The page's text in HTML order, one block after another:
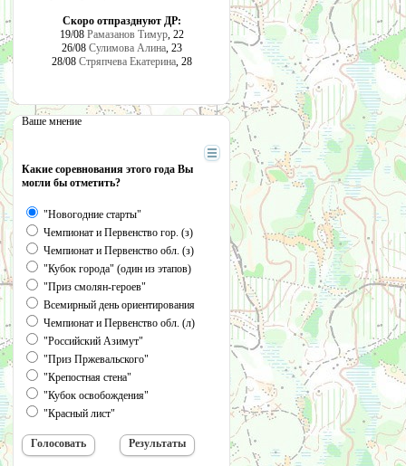
Скоро отпразднуют ДР:
19/08 Рамазанов Тимур, 22
26/08 Сулимова Алина, 23
28/08 Стряпчева Екатерина, 28
Ваше мнение
Какие соревнования этого года Вы
могли бы отметить?
"Новогодние старты"
Чемпионат и Первенство гор. (з)
Чемпионат и Первенство обл. (з)
"Кубок города" (один из этапов)
"Приз смолян-героев"
Всемирный день ориентирования
Чемпионат и Первенство обл. (л)
"Российский Азимут"
"Приз Пржевальского"
"Крепостная стена"
"Кубок освобождения"
"Красный лист"